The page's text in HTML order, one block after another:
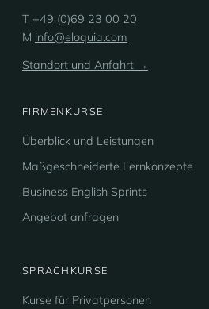
T +49 (0)69 23 00 20
M info@eloquia.com
Standort und Anfahrt →
FIRMENKURSE
Überblick und Leistungen
Maßgeschneiderte Lernkonzepte
Business English Sprints
Angebot anfragen
SPRACHKURSE
Kurse für Privatpersonen